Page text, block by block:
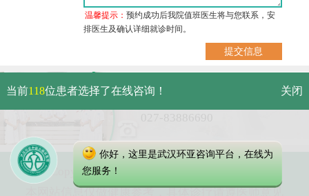
温馨提示：预约成功后我院值班医生将与您联系，安
排医生及确认详细就诊时间。
武汉市硚口区解放大道479号
免费电话：
Copyright 2023 武汉环亚中医白癜风医院
本网站信息仅做健康参考，具体诊疗请遵医师意见
当前118位患者选择了在线咨询！ 关闭
你好，这里是武汉环亚咨询平台，在线为
您服务！